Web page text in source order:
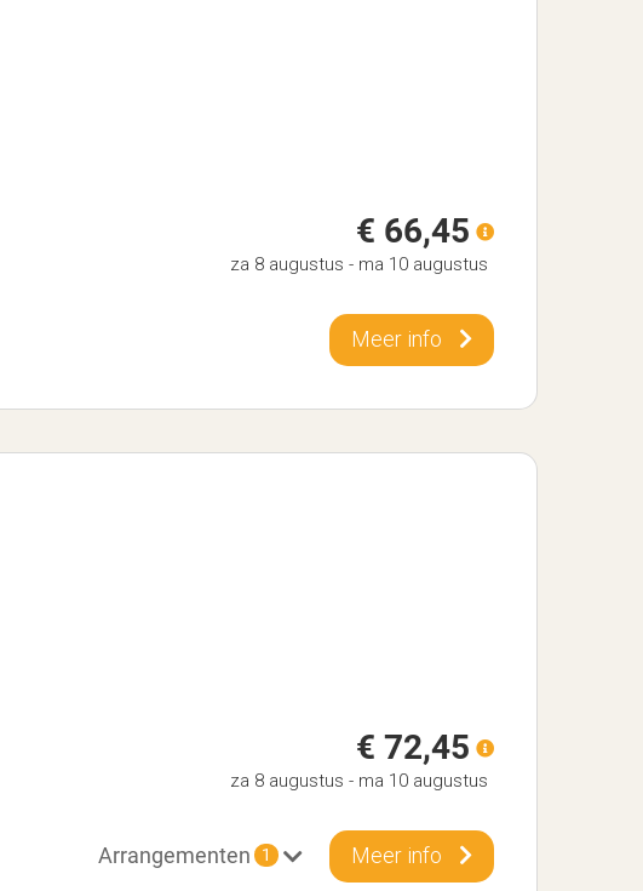
€ 66,45
za 8 augustus - ma 10 augustus
Meer info
€ 72,45
za 8 augustus - ma 10 augustus
Arrangementen 1 Meer info